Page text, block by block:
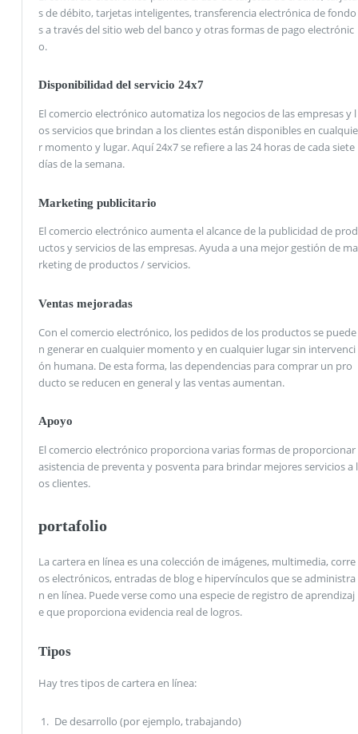
s de débito, tarjetas inteligentes, transferencia electrónica de fondo
s a través del sitio web del banco y otras formas de pago electrónic
o.
Disponibilidad del servicio 24x7
El comercio electrónico automatiza los negocios de las empresas y l
os servicios que brindan a los clientes están disponibles en cualquie
r momento y lugar. Aquí 24x7 se refiere a las 24 horas de cada siete
días de la semana.
Marketing publicitario
El comercio electrónico aumenta el alcance de la publicidad de prod
uctos y servicios de las empresas. Ayuda a una mejor gestión de ma
rketing de productos / servicios.
Ventas mejoradas
Con el comercio electrónico, los pedidos de los productos se puede
n generar en cualquier momento y en cualquier lugar sin intervenci
ón humana. De esta forma, las dependencias para comprar un pro
ducto se reducen en general y las ventas aumentan.
Apoyo
El comercio electrónico proporciona varias formas de proporcionar
asistencia de preventa y posventa para brindar mejores servicios a l
os clientes.
portafolio
La cartera en línea es una colección de imágenes, multimedia, corre
os electrónicos, entradas de blog e hipervínculos que se administra
n en línea. Puede verse como una especie de registro de aprendizaj
e que proporciona evidencia real de logros.
Tipos
Hay tres tipos de cartera en línea:
De desarrollo (por ejemplo, trabajando)